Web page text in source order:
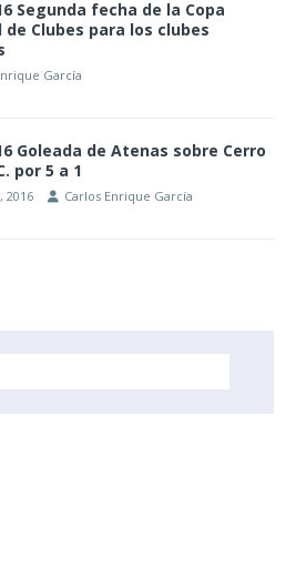
Segunda fecha de la Copa
de Clubes para los clubes
García
Goleada de Atenas sobre Cerro
por 5 a 1
2016 Carlos Enrique García